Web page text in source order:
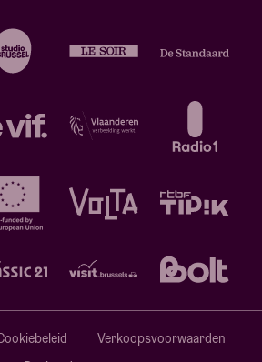
Verkoopsvoorwaarden